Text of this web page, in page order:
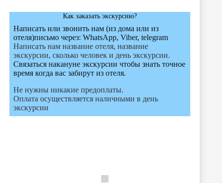
Как заказать экскурсию?
Написать или звонить нам (из дома или из
отеля)письмо через: WhatsApp, Viber, telegram
Написать нам название отеля, название
экскурсии, сколько человек и день экскурсии.
Связаться накануне экскурсии чтобы знать точное
время когда вас забирут из отеля.
Не нужны никакие предоплаты.
Оплата осуществляется наличными в день
экскурсии